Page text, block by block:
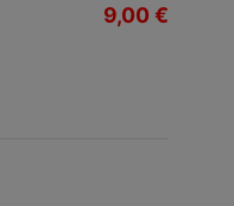
9,00 €